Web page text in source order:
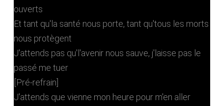
ouverts
Et tant qu'la santé nous porte, tant qu'tous les morts
nous protègent
J'attends pas qu'l'avenir nous sauve, j'laisse pas le
passé me tuer
[Pré-refrain]
J'attends que vienne mon heure pour m'en aller